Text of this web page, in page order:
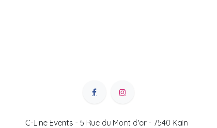
C-Line Events - 5 Rue du Mont d'or - 7540 Kain